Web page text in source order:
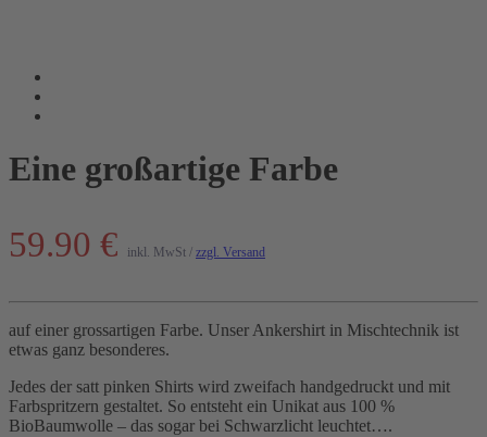
Eine großartige Farbe
59.90 €
inkl. MwSt / zzgl. Versand
auf einer grossartigen Farbe. Unser Ankershirt in Mischtechnik ist
etwas ganz besonderes.
Jedes der satt pinken Shirts wird zweifach handgedruckt und mit
Farbspritzern gestaltet. So entsteht ein Unikat aus 100 %
BioBaumwolle – das sogar bei Schwarzlicht leuchtet….